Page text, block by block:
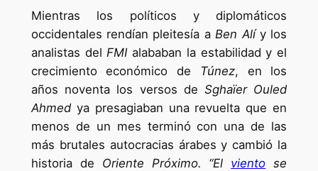
Mientras los políticos y diplomáticos
occidentales rendían pleitesía a Ben Alíy los
analistas del FMI alababan la estabilidad y el
crecimiento económico de
Túnez, en los
años noventa los versos de Sghaïer Ouled
Ahmedya presagiaban una revuelta que en
menos de un mes terminó con una de las
más brutales autocracias árabes y cambió la
historia de Oriente Próximo. “El viento se